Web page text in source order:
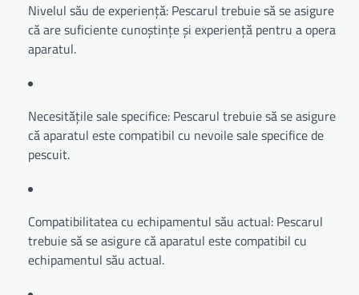
Nivelul său de experiență: Pescarul trebuie să se asigure
că are suficiente cunoștințe și experiență pentru a opera
aparatul.
Necesitățile sale specifice: Pescarul trebuie să se asigure
că aparatul este compatibil cu nevoile sale specifice de
pescuit.
Compatibilitatea cu echipamentul său actual: Pescarul
trebuie să se asigure că aparatul este compatibil cu
echipamentul său actual.